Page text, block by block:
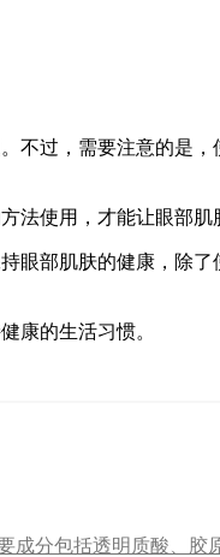
过，需要注意的是
法使用，才能让眼部肌
部肌肤的健康，除
康的生活习惯。
分包括透明质酸、